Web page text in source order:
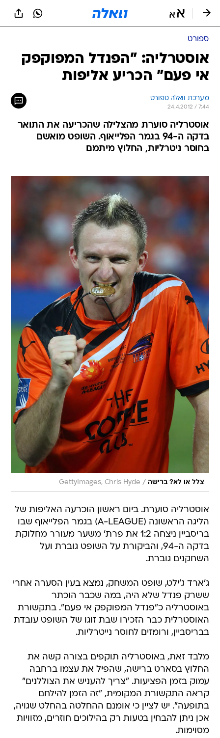
ספורט
אוסטרליה: "הפנדל המפוקפק
אי פעם" הכריע אליפות
מערכת וואלה ספורט
24.4.2012 / 7:44
אוסטרליה סוערת מהצלילה שהכריעה את התואר
בדקה ה-94 בגמר הפלייאוף. השופט מואשם
בחוסר ניטרליות, החלוץ מיתמם
צלל או לא? ברישה /
GettyImages, Chris Hyde
אוסטרליה סוערת. ביום ראשון הוכרעה האליפות של
הליגה הראשונה (A-LEAGUE) בגמר הפלייאוף שבו
בריסביין ניצחה 1:2 את פרת' משער מעורר מחלוקת
בדקה ה-94, והביקורת על השופט גוברת ועל
השחקנים גוברת.
ג'ארד ג'ילט, שופט המשחק, נמצא בעין הסערה אחרי
ששרק פנדל שלא היה, במה שכבר הוכתר
באוסטרליה כ"פנדל המפוקפק אי פעם". בתקשורת
האוסטרלית כבר הזכירו שבת זוגו של השופט עובדת
בבריסביין, ורומזים לחוסר נייטרליות.
מלבד זאת, באוסטרליה תוקפים בצורה קשה את
החלוץ בסארט ברישה, שהפיל את עצמו ברחבה
עמוק בזמן הפציעות. "צריך להעניש את הצוללנים"
קראה התקשורת המקומית, "זה הזמן להילחם
בתופעה". יש לציין כי אומנם ההחלטה בהחלט שגויה,
אכן ניתן להבחין בטעות רק בהילוכים חוזרים, מזוויות
מסוימות.